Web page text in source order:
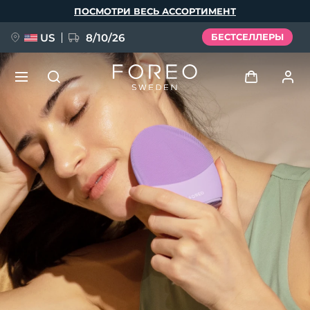
ПОСМОТРИ ВЕСЬ АССОРТИМЕНТ
US 8/10/26 БЕСТСЕЛЛЕРЫ
Профиль пользователя
Мои приборы
Мои заказы
Мои адреса
Мои подписки
НОВИНКА
FAQ™ Pure Beauty-Tech Elixir
BREAKING NEWS
issa™ Teeth Whitening Set
Язык
English Deutsch
Español
Français
Italiano
Português
Svenska
Русский
Türkçe
简体中文 繁體中文